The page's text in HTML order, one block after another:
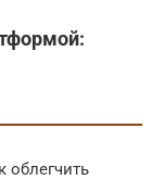
облегчить